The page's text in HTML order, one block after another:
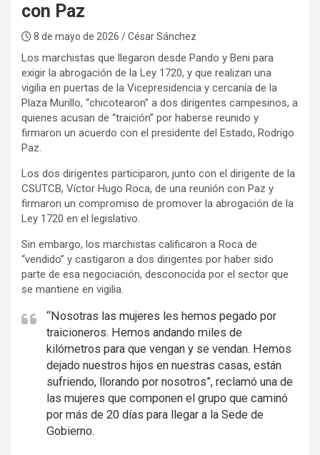
con Paz
8 de mayo de 2026 / César Sánchez
Los marchistas que llegaron desde Pando y Beni para
exigir la abrogación de la Ley 1720, y que realizan una
vigilia en puertas de la Vicepresidencia y cercanía de la
Plaza Murillo, “chicotearon” a dos dirigentes campesinos, a
quienes acusan de “traición” por haberse reunido y
firmaron un acuerdo con el presidente del Estado, Rodrigo
Paz.
Los dos dirigentes participaron, junto con el dirigente de la
CSUTCB, Víctor Hugo Roca, de una reunión con Paz y
firmaron un compromiso de promover la abrogación de la
Ley 1720 en el legislativo.
Sin embargo, los marchistas calificaron a Roca de
“vendido” y castigaron a dos dirigentes por haber sido
parte de esa negociación, desconocida por el sector que
se mantiene en vigilia.
“Nosotras las mujeres les hemos pegado por
traicioneros. Hemos andando miles de
kilómetros para que vengan y se vendan. Hemos
dejado nuestros hijos en nuestras casas, están
sufriendo, llorando por nosotros”, reclamó una de
las mujeres que componen el grupo que caminó
por más de 20 días para llegar a la Sede de
Gobierno.